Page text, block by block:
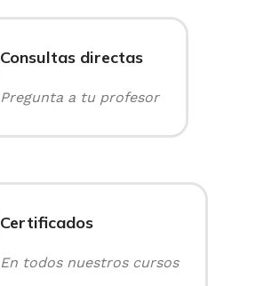
Consultas directas
Pregunta a tu profesor
Certificados
En todos nuestros cursos